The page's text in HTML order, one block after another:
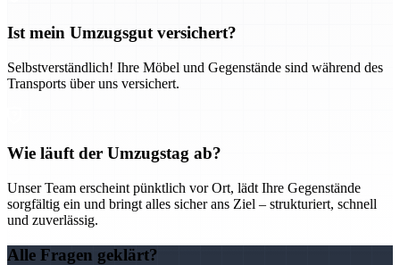
Ist mein Umzugsgut versichert?
Selbstverständlich! Ihre Möbel und Gegenstände sind während des
Transports über uns versichert.
Wie läuft der Umzugstag ab?
Unser Team erscheint pünktlich vor Ort, lädt Ihre Gegenstände
sorgfältig ein und bringt alles sicher ans Ziel – strukturiert, schnell
und zuverlässig.
Alle Fragen geklärt?